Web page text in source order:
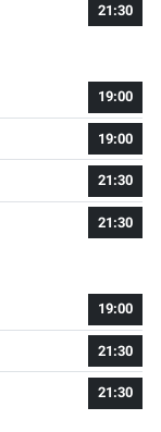
21:30
19:00
19:00
21:30
21:30
19:00
21:30
21:30